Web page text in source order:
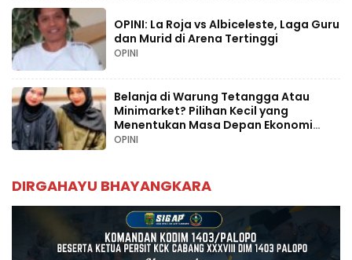
OPINI: La Roja vs Albiceleste, Laga Guru
dan Murid di Arena Tertinggi
OPINI
Belanja di Warung Tetangga Atau
Minimarket? Pilihan Kecil yang
Menentukan Masa Depan Ekonomi
Palopo
OPINI
DIRGAHAYU BHAYANGKARA